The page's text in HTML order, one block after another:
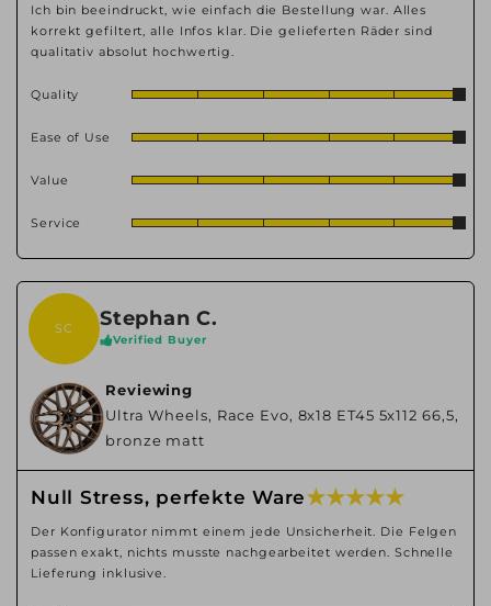
Ich bin beeindruckt, wie einfach die Bestellung war. Alles
korrekt gefiltert, alle Infos klar. Die gelieferten Räder sind
qualitativ absolut hochwertig.
Quality
Ease of Use
Value
Service
SC Stephan C.
Verified Buyer
Reviewing
Ultra Wheels, Race Evo, 8x18 ET45 5x112 66,5,
bronze matt
Null Stress, perfekte Ware★ ★ ★ ★ ★
Der Konfigurator nimmt einem jede Unsicherheit. Die Felgen
passen exakt, nichts musste nachgearbeitet werden. Schnelle
Lieferung inklusive.